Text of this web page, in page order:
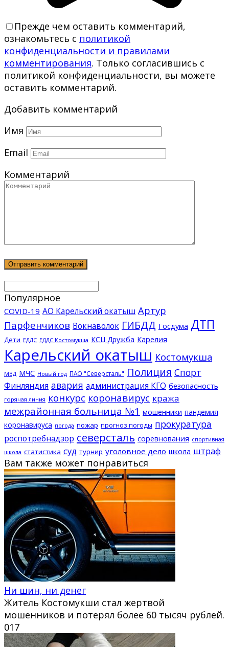
Прежде чем оставить комментарий,
ознакомьтесь с политикой
конфиденциальности и правилами
комментирования. Только согласившись с
политикой конфиденциальности, вы можете
оставить комментарий.
Добавить комментарий
Имя
Email
Комментарий
Популярное
COVID-19 АО Карельский окатыш Артур
Парфенчиков Вокнаволок ГИБДД Госдума ДТП
Дети ЕДДС ЕДДС Костомукша КСЦ Дружба Карелия
Карельский окатыш Костомукша
МВД МЧС Новый год ПАО "Северсталь" Полиция Спорт
Финляндия авария администрация КГО безопасность
горячая линия конкурс коронавирус кража
межрайонная больница №1 мошенники пандемия
коронавируса погода пожар прогноз погоды прокуратура
роспотребнадзор северсталь соревнования спортивная
школа статистика суд турнир уголовное дело школа штраф
Вам также может понравиться
Ни шин, ни денег
Житель Костомукши стал жертвой
мошенников и потерял более 60 тысяч рублей.
017